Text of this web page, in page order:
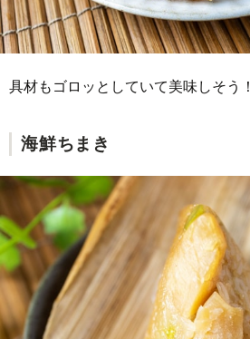
具材もゴロッとしていて美味しそう！
海鮮ちまき